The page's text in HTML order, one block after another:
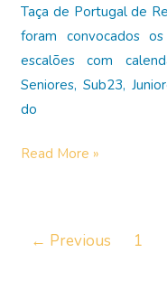
Taça de Portugal de
foram convocados
escalões com
Seniores, Sub23,
do
Sara
para
Read More »
← Previous 1